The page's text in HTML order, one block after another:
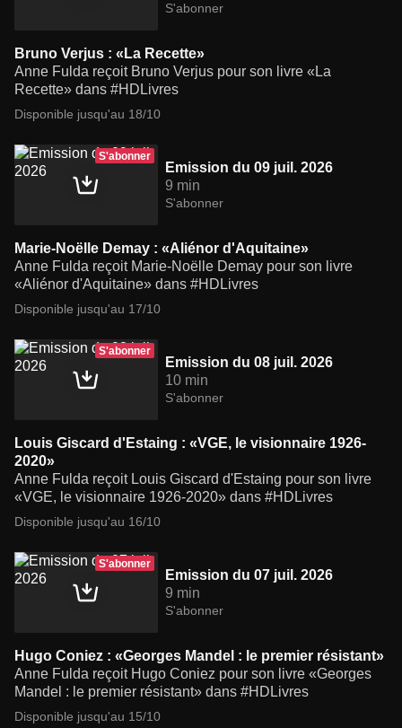
S'abonner
Bruno Verjus : «La Recette»
Anne Fulda reçoit Bruno Verjus pour son livre «La
Recette» dans #HDLivres
Disponible jusqu'au 18/10
S'abonner
Emission du 09 juil. 2026
9 min
S'abonner
Marie-Noëlle Demay : «Aliénor d'Aquitaine»
Anne Fulda reçoit Marie-Noëlle Demay pour son livre
«Aliénor d'Aquitaine» dans #HDLivres
Disponible jusqu'au 17/10
S'abonner
Emission du 08 juil. 2026
10 min
S'abonner
Louis Giscard d'Estaing : «VGE, le visionnaire 1926-
2020»
Anne Fulda reçoit Louis Giscard d'Estaing pour son livre
«VGE, le visionnaire 1926-2020» dans #HDLivres
Disponible jusqu'au 16/10
S'abonner
Emission du 07 juil. 2026
9 min
S'abonner
Hugo Coniez : «Georges Mandel : le premier résistant»
Anne Fulda reçoit Hugo Coniez pour son livre «Georges
Mandel : le premier résistant» dans #HDLivres
Disponible jusqu'au 15/10